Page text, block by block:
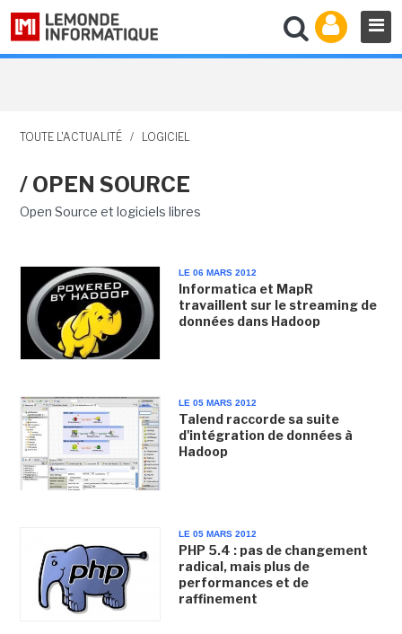
TOUTE L'ACTUALITÉ / LOGICIEL
/ OPEN SOURCE
Open Source et logiciels libres
LE 06 MARS 2012
Informatica et MapR
travaillent sur le streaming de
données dans Hadoop
LE 05 MARS 2012
Talend raccorde sa suite
d'intégration de données à
Hadoop
LE 05 MARS 2012
PHP 5.4 : pas de changement
radical, mais plus de
performances et de
raffinement